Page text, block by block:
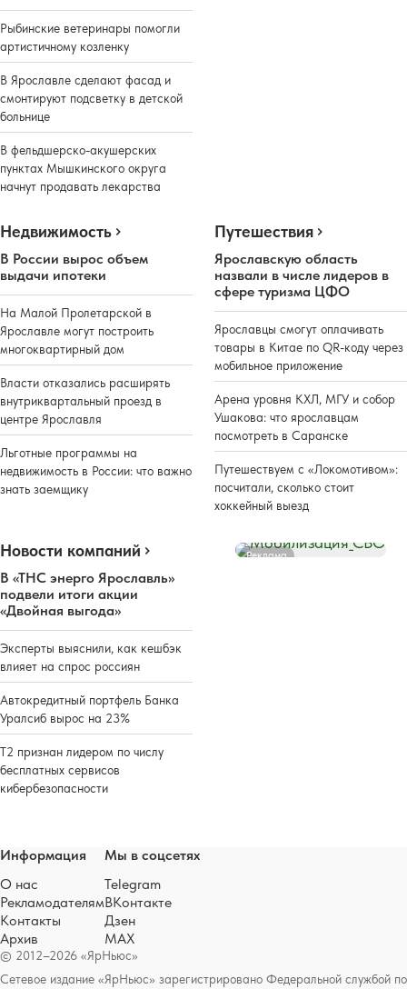
Рыбинские ветеринары помогли
артистичному козленку
В Ярославле сделают фасад и
смонтируют подсветку в детской
больнице
В фельдшерско-акушерских
пунктах Мышкинского округа
начнут продавать лекарства
Недвижимость
В России вырос объем
выдачи ипотеки
На Малой Пролетарской в
Ярославле могут построить
многоквартирный дом
Власти отказались расширять
внутриквартальный проезд в
центре Ярославля
Льготные программы на
недвижимость в России: что важно
знать заемщику
Путешествия
Ярославскую область
назвали в числе лидеров в
сфере туризма ЦФО
Ярославцы смогут оплачивать
товары в Китае по QR-коду через
мобильное приложение
Арена уровня КХЛ, МГУ и собор
Ушакова: что ярославцам
посмотреть в Саранске
Путешествуем с «Локомотивом»:
посчитали, сколько стоит
хоккейный выезд
Новости компаний
В «ТНС энерго Ярославль»
подвели итоги акции
«Двойная выгода»
Эксперты выяснили, как кешбэк
влияет на спрос россиян
Автокредитный портфель Банка
Уралсиб вырос на 23%
Т2 признан лидером по числу
бесплатных сервисов
кибербезопасности
Реклама
© 2012–2026 «ЯрНьюс»
Сетевое издание «ЯрНьюс» зарегистрировано Федеральной службой по
Информация
О нас
Рекламодателям
Контакты
Архив
Мы в соцсетях
Telegram
ВКонтакте
Дзен
MAX